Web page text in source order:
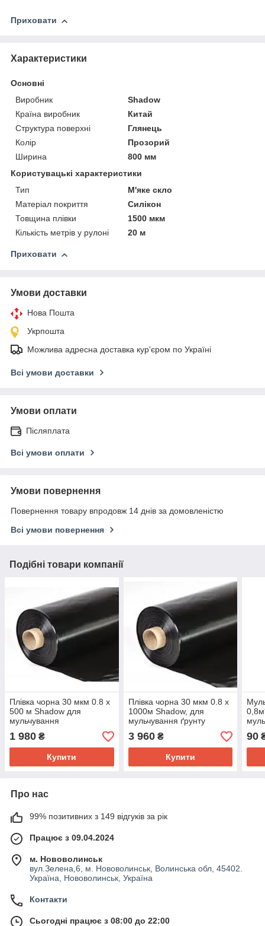
Приховати
Характеристики
Основні
Виробник
Shadow
Країна виробник
Китай
Структура поверхні
Глянець
Колір
Прозорий
Ширина
800 мм
Користувацькі характеристики
Тип
М'яке скло
Матеріал покриття
Силікон
Товщина плівки
1500 мкм
Кількість метрів у рулоні
20 м
Приховати
Умови доставки
Нова Пошта
Укрпошта
Можлива адресна доставка кур'єром по Україні
Всі умови доставки
Умови оплати
Післяплата
Всі умови оплати
Умови повернення
Повернення товару впродовж 14 днів за домовленістю
Всі умови повернення
Подібні товари компанії
Плівка чорна 30 мкм 0.8 х
500 м Shadow для
мульчування
1 980 ₴
Купити
Плівка чорна 30 мкм 0.8 х
1000м Shadow, для
мульчування ґрунту
3 960₴
Купити
90
Про нас
99% позитивних з 149 відгуків за рік
Працює з 09.04.2024
м. Нововолинськ
вул.Зелена,6, м. Нововолинськ, Волинська обл, 45402.
Україна, Нововолинськ, Україна
Контакти
Сьогодні працює з 08:00 до 22:00